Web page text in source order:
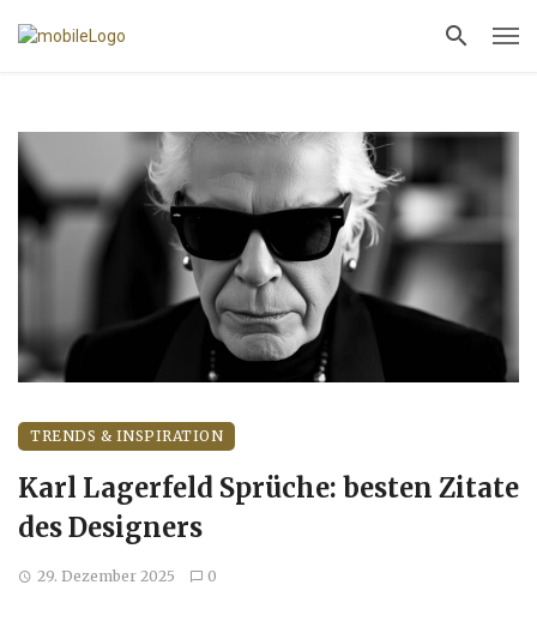
TRENDS & INSPIRATION
Karl Lagerfeld Sprüche: besten Zitate
des Designers
29. Dezember 2025 0